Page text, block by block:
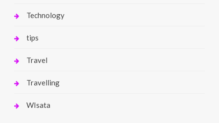
Technology
tips
Travel
Travelling
WIsata